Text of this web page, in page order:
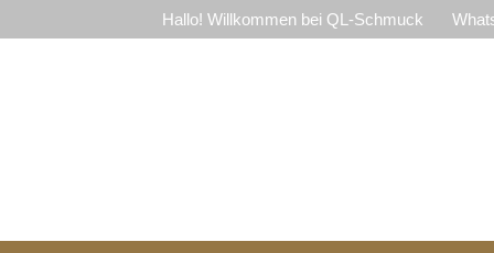
Hallo! Willkommen bei QL-Schmuck